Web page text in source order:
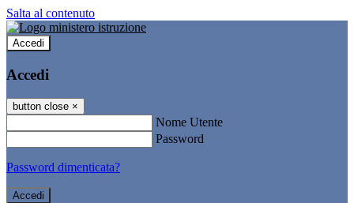
Salta al contenuto
Accedi
Accedi
button close ×
Nome Utente
Password
Password dimenticata?